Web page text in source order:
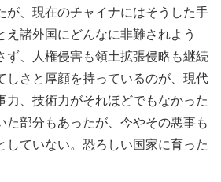
が、現在のチャイナにはそうした手
諸外国にどんなに非難されよう
ず、人権侵害も領土拡張侵略も継続
しさと厚顔を持っているのが、現代
力、技術力がそれほどでもなかった
た部分もあったが、今やその悪事も
していない。恐ろしい国家に育った